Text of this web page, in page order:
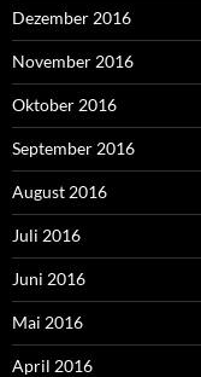
Dezember 2016
November 2016
Oktober 2016
September 2016
August 2016
Juli 2016
Juni 2016
Mai 2016
April 2016